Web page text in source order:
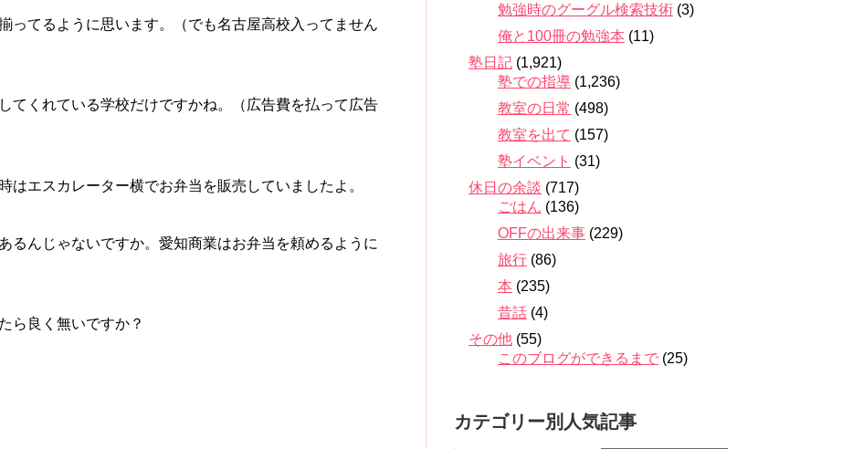
ってるように思います。（でも名古屋高校入ってません
てくれている学校だけですかね。（広告費を払って広告
はエスカレーター横でお弁当を販売していましたよ。
るんじゃないですか。愛知商業はお弁当を頼めるように
ら良く無いですか？
勉強時のグーグル検索技術 (3)
俺と100冊の勉強本 (11)
塾日記 (1,921)
塾での指導 (1,236)
教室の日常 (498)
教室を出て (157)
塾イベント (31)
休日の余談 (717)
ごはん (136)
OFFの出来事 (229)
旅行 (86)
本 (235)
昔話 (4)
その他 (55)
このブログができるまで (25)
カテゴリー別人気記事